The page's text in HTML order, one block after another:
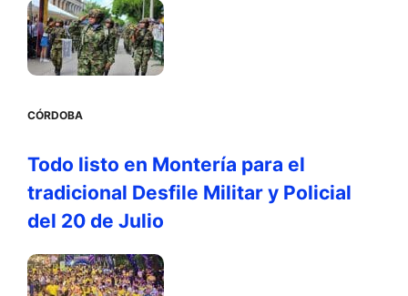
CÓRDOBA
Todo listo en Montería para el
tradicional Desfile Militar y Policial
del 20 de Julio